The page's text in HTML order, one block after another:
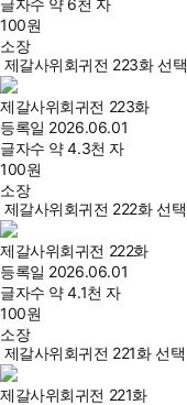
글자수 약 6천 자
100원
소장
제갈사위회귀전 223화 선택
제갈사위회귀전 223화
등록일 2026.06.01
글자수 약 4.3천 자
100원
소장
제갈사위회귀전 222화 선택
제갈사위회귀전 222화
등록일 2026.06.01
글자수 약 4.1천 자
100원
소장
제갈사위회귀전 221화 선택
제갈사위회귀전 221화